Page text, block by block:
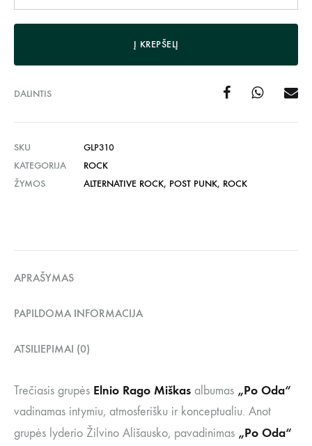
Į KREPŠELĮ
DALINTIS
SKU
GLP310
KATEGORIJA
ROCK
ŽYMOS
ALTERNATIVE ROCK, POST PUNK, ROCK
APRAŠYMAS
PAPILDOMA INFORMACIJA
ATSILIEPIMAI (0)
Trečiasis grupės Elnio Rago Miškas albumas „Po Oda“
vadinamas intymiu, atmosferišku ir konceptualiu. Anot
grupės lyderio Žilvino Ališausko, pavadinimas „Po Oda“